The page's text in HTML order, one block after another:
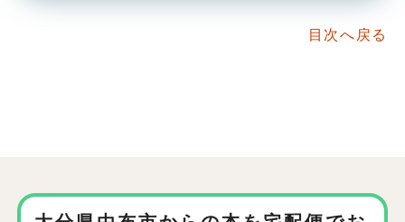
目次へ戻る